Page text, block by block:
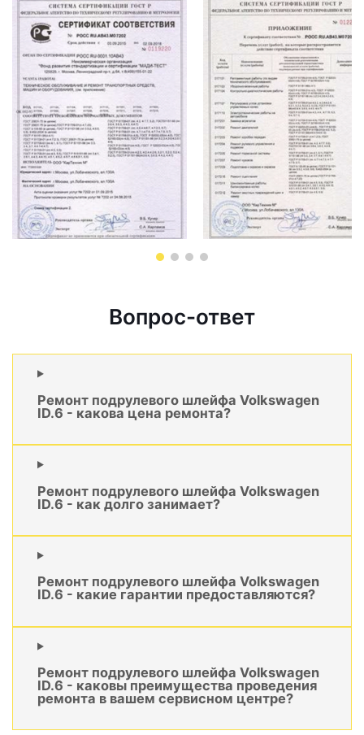
Вопрос-ответ
Ремонт подрулевого шлейфа Volkswagen
ID.6 - какова цена ремонта?
Ремонт подрулевого шлейфа Volkswagen
ID.6 - как долго занимает?
Ремонт подрулевого шлейфа Volkswagen
ID.6 - какие гарантии предоставляются?
Ремонт подрулевого шлейфа Volkswagen
ID.6 - каковы преимущества проведения
ремонта в вашем сервисном центре?